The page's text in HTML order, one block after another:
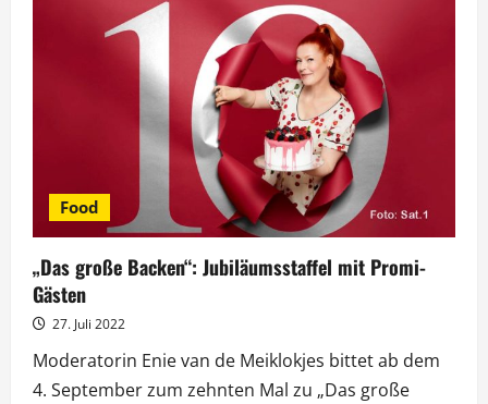
Food
„Das große Backen“: Jubiläumsstaffel mit Promi-
Gästen
27. Juli 2022
Moderatorin Enie van de Meiklokjes bittet ab dem
4. September zum zehnten Mal zu „Das große